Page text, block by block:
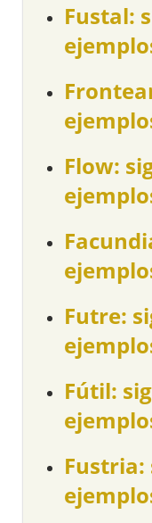
Fustal:
Flow:
Futre:
Fútil: